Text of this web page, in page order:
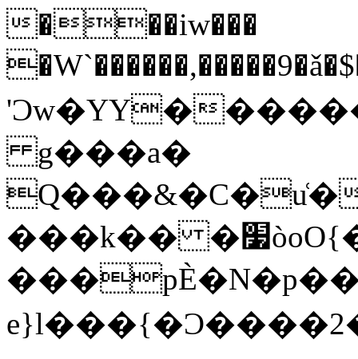
���iw���
'Ͻw�YY�
g���a�
���k�� �׷òoO{��N����z_m?